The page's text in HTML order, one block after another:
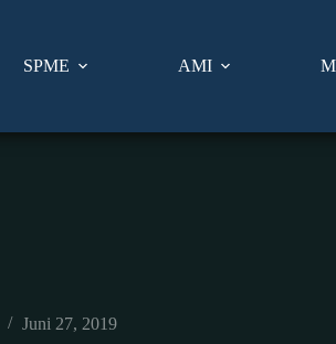
SPME AMI
Juni 27, 2019